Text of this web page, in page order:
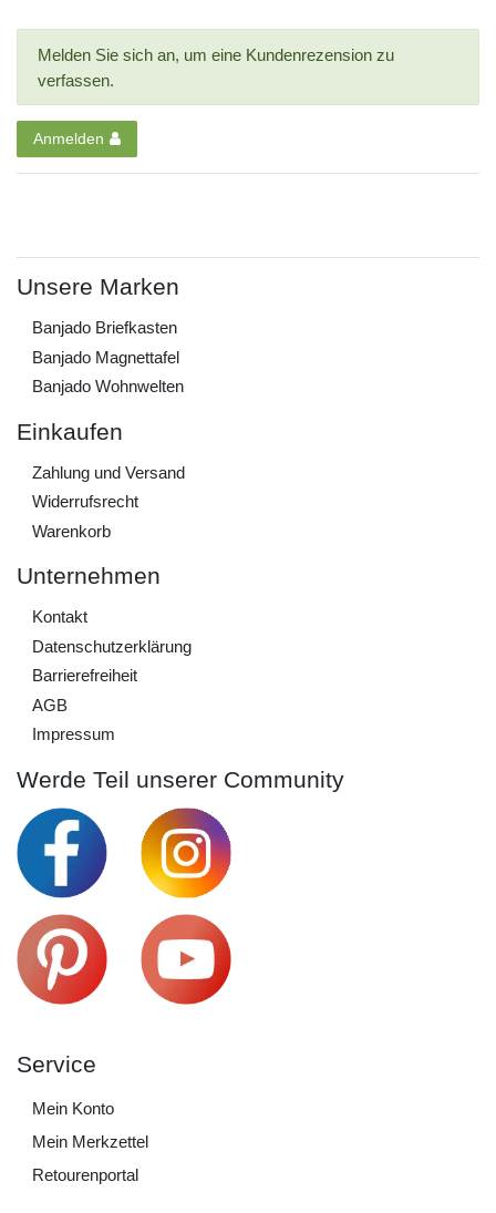
Melden Sie sich an, um eine Kundenrezension zu
verfassen.
Anmelden
Unsere Marken
Banjado Briefkasten
Banjado Magnettafel
Banjado Wohnwelten
Einkaufen
Zahlung und Versand
Widerrufs­recht
Warenkorb
Unternehmen
Kontakt
Daten­schutz­erklärung
Barrierefreiheit
AGB
Impressum
Werde Teil unserer Community
Service
Mein Konto
Mein Merkzettel
Retourenportal